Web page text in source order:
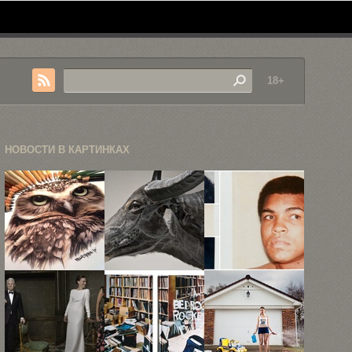
18+
НОВОСТИ В КАРТИНКАХ
Фотореалистичные
иллюстрации
Карлы
Миалинн
Ватагу Ёсида
показал
сложную
структуру ...
Полароид-
фото
знаменитостей
от Энди
Уорхола